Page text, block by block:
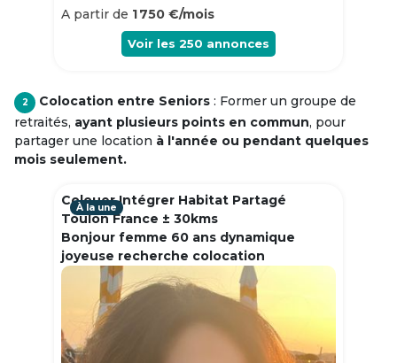
A partir de 1 750 €/mois
Voir les 250 annonces
2 Colocation entre Seniors : Former un groupe de
retraités, ayant plusieurs points en commun, pour
partager une location à l'année ou pendant quelques
mois seulement.
Colouer Intégrer Habitat Partagé
Toulon France ± 30kms
Bonjour femme 60 ans dynamique
joyeuse recherche colocation
À la une